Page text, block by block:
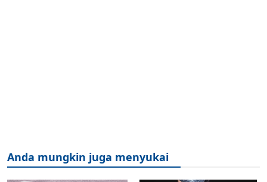
Anda mungkin juga menyukai